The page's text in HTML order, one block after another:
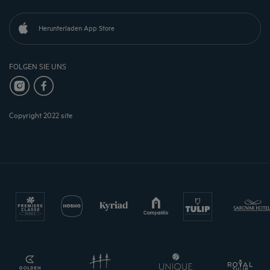
Herunterladen App Store
FOLGEN SIE UNS
Copyright 2022 site